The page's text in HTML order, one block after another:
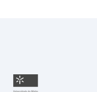
Fundação para a